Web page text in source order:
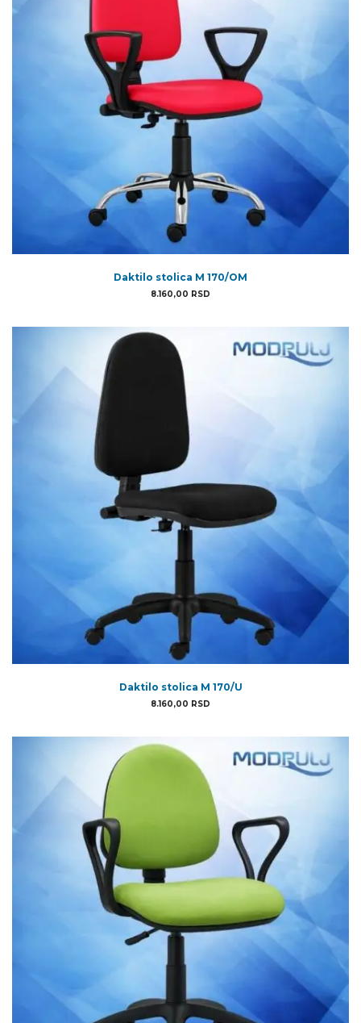
Daktilo stolica M 170/OM
8.160,00 RSD
Daktilo stolica M 170/U
8.160,00 RSD